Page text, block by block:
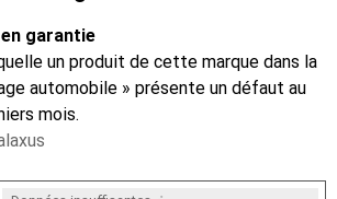
garantie
un produit de cette marque dans la
automobile » présente un défaut au
mois.